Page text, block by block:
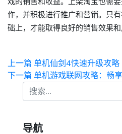
作，并积极进行推广和营销。只
础上，才能取得良好的销售效果和
上一篇 单机仙剑4快速升级攻略
下一篇 单机游戏联网攻略：畅
导航